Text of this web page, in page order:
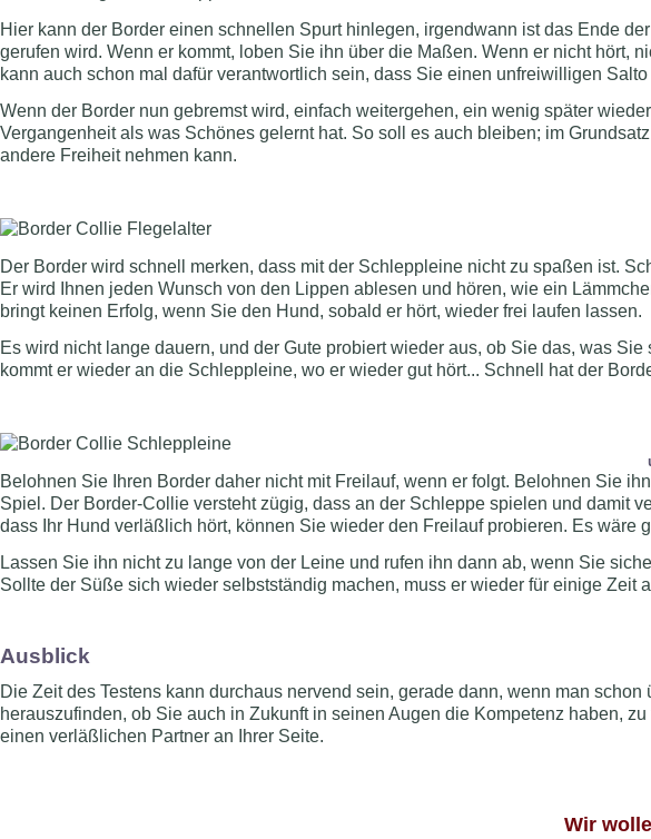
Hier kann der Border einen schnellen Spurt hinlegen, irgendwann ist das Ende
gerufen wird. Wenn er kommt, loben Sie ihn über die Maßen. Wenn er nicht hört,
kann auch schon mal dafür verantwortlich sein, dass Sie einen unfreiwilligen Salto
Wenn der Border nun gebremst wird, einfach weitergehen, ein wenig später
Vergangenheit als was Schönes gelernt hat. So soll es auch bleiben; im
andere Freiheit nehmen kann.
Der Border wird schnell merken, dass mit der Schleppleine nicht zu spaßen ist.
Er wird Ihnen jeden Wunsch von den Lippen ablesen und hören, wie ein
bringt keinen Erfolg, wenn Sie den Hund, sobald er hört, wieder frei laufen lassen.
Es wird nicht lange dauern, und der Gute probiert wieder aus, ob Sie das, was
kommt er wieder an die Schleppleine, wo er wieder gut hört... Schnell hat der
Belohnen Sie Ihren Border daher nicht mit Freilauf, wenn er folgt. Belohnen Sie
Spiel. Der Border-Collie versteht zügig, dass an der Schleppe spielen und damit
dass Ihr Hund verläßlich hört, können Sie wieder den Freilauf probieren. Es
Lassen Sie ihn nicht zu lange von der Leine und rufen ihn dann ab, wenn Sie
Sollte der Süße sich wieder selbstständig machen, muss er wieder für einige Zeit
Ausblick
Die Zeit des Testens kann durchaus nervend sein, gerade dann, wenn man
herauszufinden, ob Sie auch in Zukunft in seinen Augen die Kompetenz haben,
einen verläßlichen Partner an Ihrer Seite.
Wir